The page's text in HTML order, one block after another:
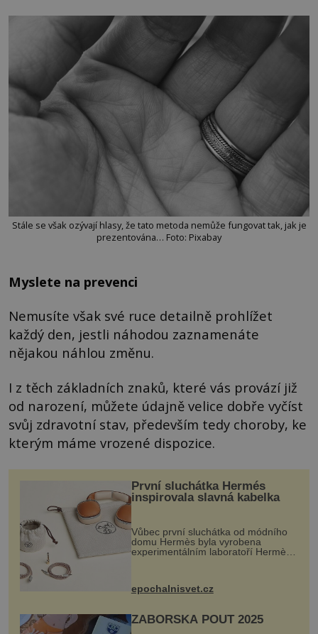
Stále se však ozývají hlasy, že tato metoda nemůže fungovat tak, jak je
prezentována… Foto: Pixabay
Myslete na prevenci
Nemusíte však své ruce detailně prohlížet
každý den, jestli náhodou zaznamenáte
nějakou náhlou změnu.
I z těch základních znaků, které vás provází již
od narození, můžete údajně velice dobře vyčíst
svůj zdravotní stav, především tedy choroby, ke
kterým máme vrozené dispozice.
První sluchátka Hermés
inspirovala slavná kabelka
Vůbec první sluchátka od módního
domu Hermès byla vyrobena
experimentálním laboratoří Hermès
kovový...
epochalnisvet.cz
ZÁBOŘSKÁ POUŤ 2025